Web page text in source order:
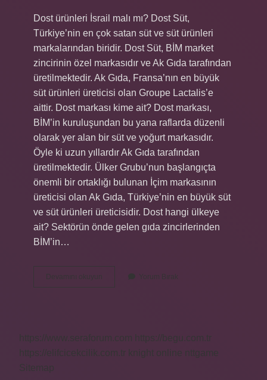
Dost ürünleri İsrail malı mı? Dost Süt,
Türkiye’nin en çok satan süt ve süt ürünleri
markalarından biridir. Dost Süt, BİM market
zincirinin özel markasıdır ve Ak Gıda tarafından
üretilmektedir. Ak Gıda, Fransa’nın en büyük
süt ürünleri üreticisi olan Groupe Lactalis’e
aittir. Dost markası kime ait? Dost markası,
BİM’in kuruluşundan bu yana raflarda düzenli
olarak yer alan bir süt ve yoğurt markasıdır.
Öyle ki uzun yıllardır Ak Gıda tarafından
üretilmektedir. Ülker Grubu’nun başlangıçta
önemli bir ortaklığı bulunan İçim markasının
üreticisi olan Ak Gıda, Türkiye’nin en büyük süt
ve süt ürünleri üreticisidir. Dost hangi ülkeye
ait? Sektörün önde gelen gıda zincirlerinden
BİM’in…
Devamını okuyun
Marka
Yorum Bırak
https://www.seraforum.com
https://begu.com.tr
https://elifcicekcilik.com.tr knight online
nttgame
Sitemap